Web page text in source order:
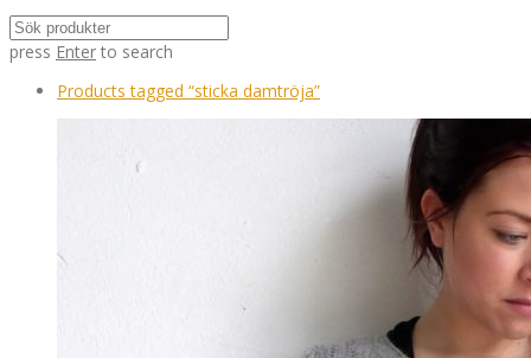
press Enter to search
Products tagged “sticka damtröja”